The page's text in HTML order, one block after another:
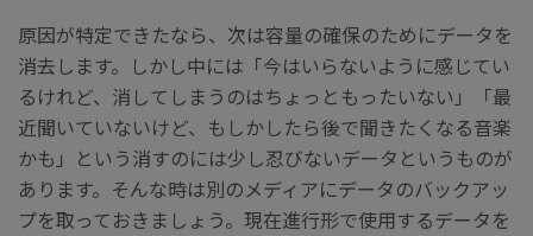
原因が特定できたなら、次は容量の確保のためにデータを
消去します。しかし中には「今はいらないように感じてい
るけれど、消してしまうのはちょっともったいない」「最
近聞いていないけど、もしかしたら後で聞きたくなる音楽
かも」という消すのには少し忍びないデータというものが
あります。そんな時は別のメディアにデータのバックアッ
プを取っておきましょう。現在進行形で使用するデータを